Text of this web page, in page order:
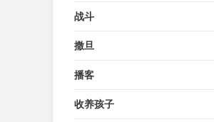
战斗
撒旦
播客
收养孩子